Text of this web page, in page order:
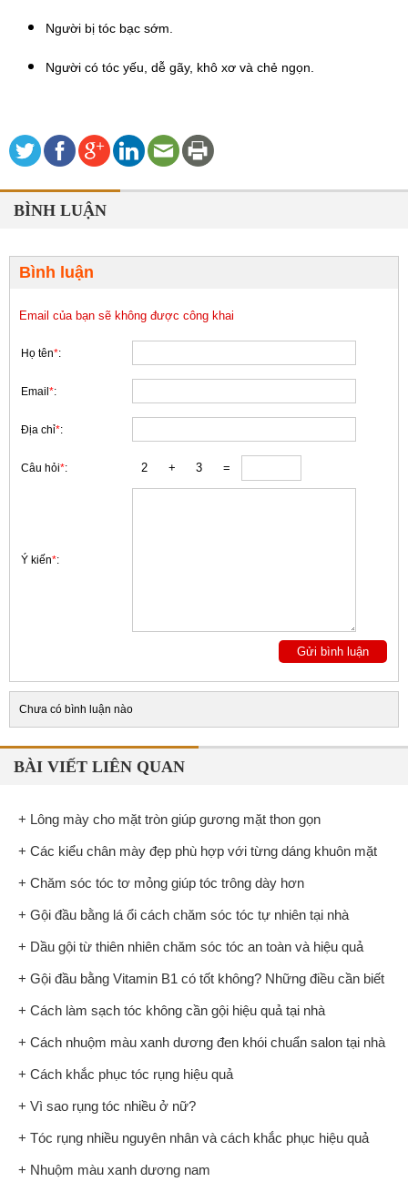
Người bị tóc bạc sớm.
Người có tóc yếu, dễ gãy, khô xơ và chẻ ngọn.
BÌNH LUẬN
Bình luận
Email của bạn sẽ không được công khai
Họ tên*:
Email *:
Địa chỉ*:
Câu hỏi*:
Ý kiến*:
Chưa có bình luận nào
BÀI VIẾT LIÊN QUAN
+ Lông mày cho mặt tròn giúp gương mặt thon gọn
+ Các kiểu chân mày đẹp phù hợp với từng dáng khuôn mặt
+ Chăm sóc tóc tơ mỏng giúp tóc trông dày hơn
+ Gội đầu bằng lá ổi cách chăm sóc tóc tự nhiên tại nhà
+ Dầu gội từ thiên nhiên chăm sóc tóc an toàn và hiệu quả
+ Gội đầu bằng Vitamin B1 có tốt không? Những điều cần biết
+ Cách làm sạch tóc không cần gội hiệu quả tại nhà
+ Cách nhuộm màu xanh dương đen khói chuẩn salon tại nhà
+ Cách khắc phục tóc rụng hiệu quả
+ Vì sao rụng tóc nhiều ở nữ?
+ Tóc rụng nhiều nguyên nhân và cách khắc phục hiệu quả
+ Nhuộm màu xanh dương nam